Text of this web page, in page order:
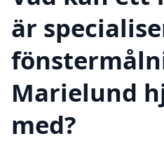
är
Marielund
med?